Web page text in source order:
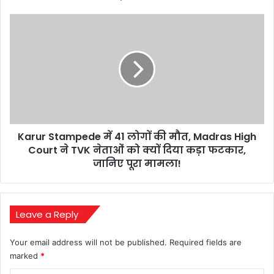
High
Court
को
दिया
कड़ा
फटकार,
जानिए
Karur Stampede में 41 लोगों की मौत, Madras High
Court ने TVK नेताओं को क्यों दिया कड़ा फटकार,
जानिए पूरा मामला!
Leave a Reply
Your email address will not be published. Required fields are
marked *